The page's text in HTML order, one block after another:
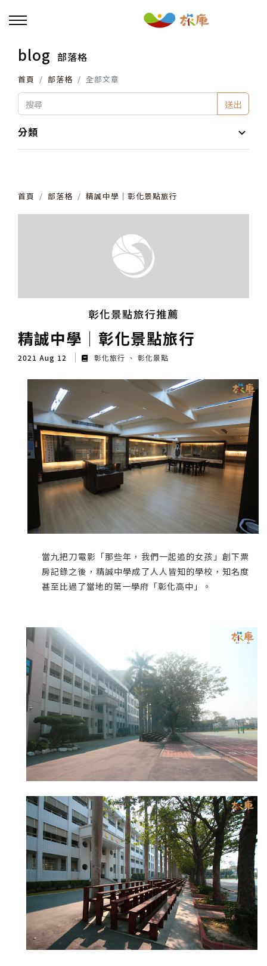
回主選單
活動報名
小旅行及主題導覽
其他活動
blog 部落格
首頁 部落格 全部文章
送出
分類
首頁 部落格 精誠中學│彰化景點旅行
彰化景點旅行推薦
精誠中學│彰化景點旅行
2021 Aug 12 彰化旅行 彰化景點
當九把刀電影「那些年，我們一起追的女孩」創下票
房記錄之後，精誠中學成了人人皆知的學校，知名度
甚至比過了當地的第一學府「彰化高中」。